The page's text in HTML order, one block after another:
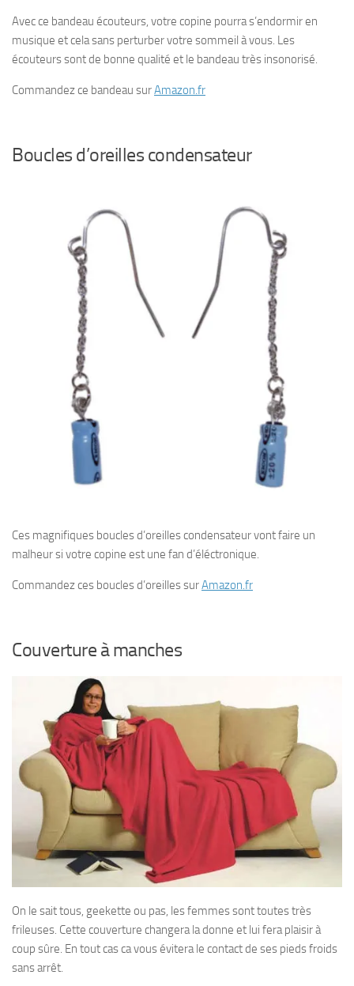
Avec ce bandeau écouteurs, votre copine pourra s’endormir en
musique et cela sans perturber votre sommeil à vous. Les
écouteurs sont de bonne qualité et le bandeau très insonorisé.
Commandez ce bandeau surAmazon.fr
Boucles d’oreilles condensateur
Ces magnifiques boucles d’oreilles condensateur vont faire un
malheur si votre copine est une fan d’éléctronique.
Commandez ces boucles d’oreilles surAmazon.fr
Couverture à manches
On le sait tous, geekette ou pas, les femmes sont toutes très
frileuses. Cette couverture changera la donne et lui fera plaisir à
coup sûre. En tout cas ca vous évitera le contact de ses pieds froids
sans arrêt.